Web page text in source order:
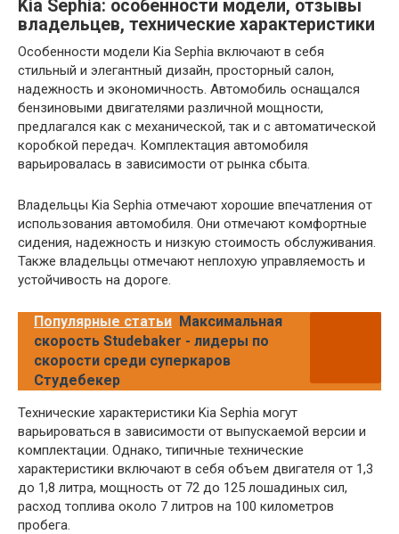
Kia Sephia: особенности модели, отзывы
владельцев, технические характеристики
Особенности модели Kia Sephia включают в себя
стильный и элегантный дизайн, просторный салон,
надежность и экономичность. Автомобиль оснащался
бензиновыми двигателями различной мощности,
предлагался как с механической, так и с автоматической
коробкой передач. Комплектация автомобиля
варьировалась в зависимости от рынка сбыта.
Владельцы Kia Sephia отмечают хорошие впечатления от
использования автомобиля. Они отмечают комфортные
сидения, надежность и низкую стоимость обслуживания.
Также владельцы отмечают неплохую управляемость и
устойчивость на дороге.
Популярные статьи Максимальная
скорость Studebaker - лидеры по
скорости среди суперкаров
Студебекер
Технические характеристики Kia Sephia могут
варьироваться в зависимости от выпускаемой версии и
комплектации. Однако, типичные технические
характеристики включают в себя объем двигателя от 1,3
до 1,8 литра, мощность от 72 до 125 лошадиных сил,
расход топлива около 7 литров на 100 километров
пробега.